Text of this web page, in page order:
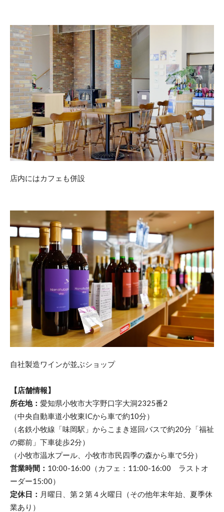
店内にはカフェも併設
自社製造ワインが並ぶショップ
【店舗情報】
所在地： 愛知県小牧市大字野口字大洞2325番2
（中央自動車道小牧東ICから車で約10分）
（名鉄小牧線「味岡駅」からこまき巡回バスで約20分「福祉
の郷前」下車徒歩2分）
（小牧市温水プール、小牧市市民四季の森から車で5分）
営業時間： 10:00-16:00（カフェ：11:00-16:00 ラストオ
ーダー15:00）
定休日： 月曜日、第２第４火曜日（その他年末年始、夏季休
業あり）